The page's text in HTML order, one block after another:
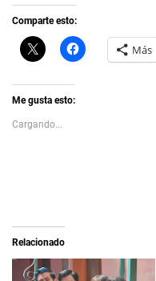
Comparte esto:
C
l
k
t
s
h
e
b
r
e
e
H
a
e
Más
Me gusta esto:
Cargando...
Relacionado